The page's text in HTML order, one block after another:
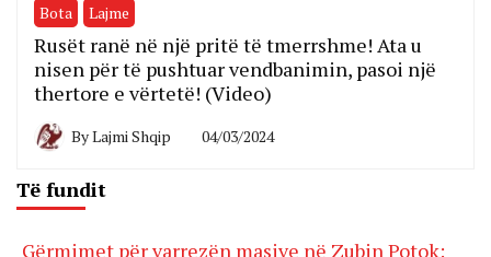
Bota Lajme
Rusët ranë në një pritë të tmerrshme! Ata u
nisen për të pushtuar vendbanimin, pasoi një
thertore e vërtetë! (Video)
ByLajmi Shqip 04/03/2024
Të fundit
Gërmimet për varrezën masive në Zubin Potok: